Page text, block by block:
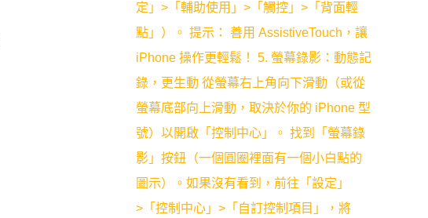
定」>「輔助使用」>「觸控」>「背面輕
點」）。 提示： 善用 AssistiveTouch，讓
iPhone 操作更輕鬆！ 5. 螢幕錄影：動態記
錄，更生動 從螢幕右上角向下滑動（或從
螢幕底部向上滑動，取決於你的 iPhone 型
號）以開啟「控制中心」。 找到「螢幕錄
影」按鈕（一個圓圈裡面有一個小白點的
圖示）。如果沒有看到，前往「設定」
>「控制中心」>「自訂控制項目」，將